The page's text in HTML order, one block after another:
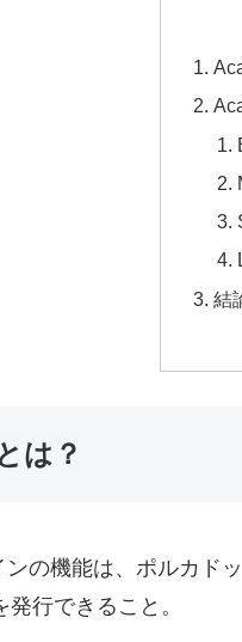
結
は？
ンの機能は、ポルカド
発行できること。